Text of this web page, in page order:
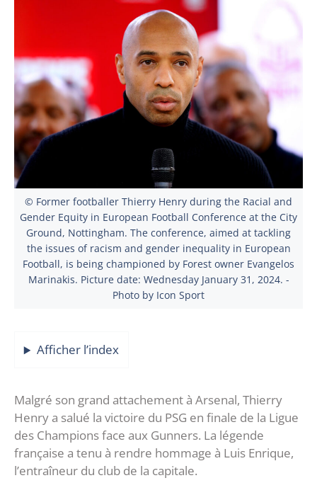
© Former footballer Thierry Henry during the Racial and
Gender Equity in European Football Conference at the City
Ground, Nottingham. The conference, aimed at tackling
the issues of racism and gender inequality in European
Football, is being championed by Forest owner Evangelos
Marinakis. Picture date: Wednesday January 31, 2024. -
Photo by Icon Sport
Afficher l’index
Malgré son grand attachement à Arsenal, Thierry
Henry a salué la victoire du PSG en finale de la Ligue
des Champions face aux Gunners. La légende
française a tenu à rendre hommage à Luis Enrique,
l’entraîneur du club de la capitale.